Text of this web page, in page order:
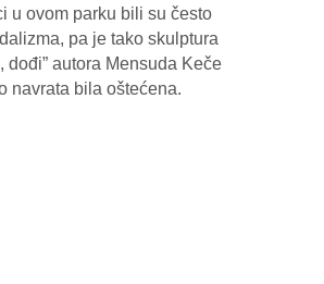
u ovom parku bili su često
pa je tako skulptura
dođi” autora Mensuda Keče
navrata bila oštećena.